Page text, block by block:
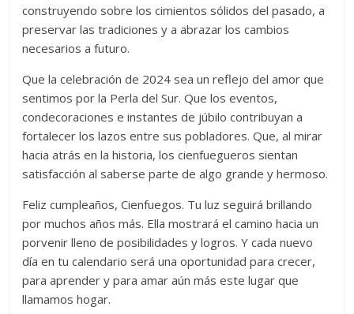
construyendo sobre los cimientos sólidos del pasado, a
preservar las tradiciones y a abrazar los cambios
necesarios a futuro.
Que la celebración de 2024 sea un reflejo del amor que
sentimos por la Perla del Sur. Que los eventos,
condecoraciones e instantes de júbilo contribuyan a
fortalecer los lazos entre sus pobladores. Que, al mirar
hacia atrás en la historia, los cienfuegueros sientan
satisfacción al saberse parte de algo grande y hermoso.
Feliz cumpleaños, Cienfuegos. Tu luz seguirá brillando
por muchos años más. Ella mostrará el camino hacia un
porvenir lleno de posibilidades y logros. Y cada nuevo
día en tu calendario será una oportunidad para crecer,
para aprender y para amar aún más este lugar que
llamamos hogar.